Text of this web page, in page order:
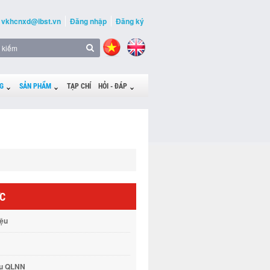
vkhcnxd@ibst.vn Đăng nhập Đăng ký
SẢN PHẨM TẠP CHÍ HỎI - ĐÁP
QLNN